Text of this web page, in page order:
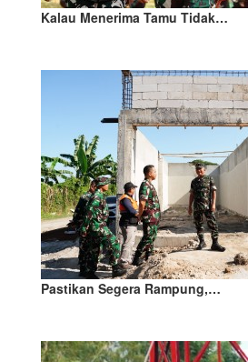
Kalau Menerima Tamu Tidak…
Pastikan Segera Rampung,…